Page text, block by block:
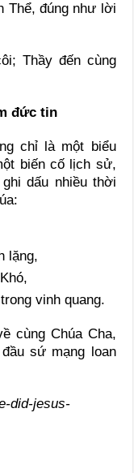
Thể, đúng như lời
Thầy đến cùng
đức tin
chỉ là một biểu
biến cố lịch sử,
dấu nhiều thời
lặng,
vinh quang.
cùng Chúa Cha,
sứ mạng loan
did-jesus-